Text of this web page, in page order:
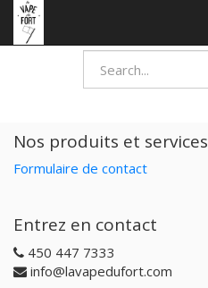
Nos produits et services
Formulaire de contact
Entrez en contact
450 447 7333
info@lavapedufort.com